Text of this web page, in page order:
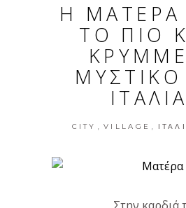
H ΜΑΤΕΡΑ
ΤΟ ΠΙΟ
CITY , VILLAGE ,